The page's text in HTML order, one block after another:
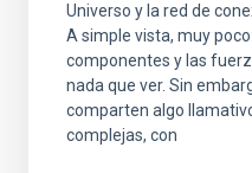
Universo y la red de
A simple vista, muy
componentes y las
nada que ver. Sin
comparten algo
complejas, con